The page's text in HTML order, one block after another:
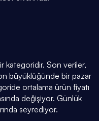
kategoridir. Son veriler,
büyüklüğünde bir pazar
ortalama ürün fiyatı
değişiyor. Günlük
seyrediyor.